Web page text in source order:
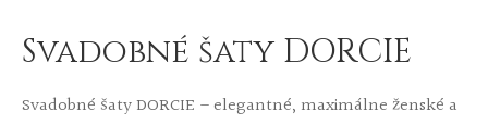
Svadobné šaty DORCIE
Svadobné šaty DORCIE – elegantné, maximálne ženské a